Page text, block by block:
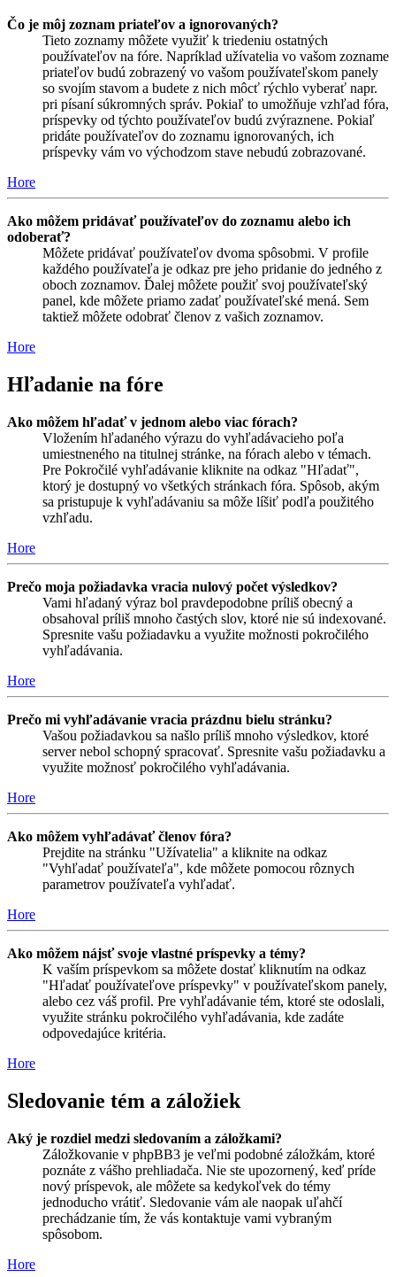
Čo je môj zoznam priateľov a ignorovaných?
Tieto zoznamy môžete využiť k triedeniu ostatných
používateľov na fóre. Napríklad užívatelia vo vašom zozname
priateľov budú zobrazený vo vašom používateľskom panely
so svojím stavom a budete z nich môcť rýchlo vyberať napr.
pri písaní súkromných správ. Pokiaľ to umožňuje vzhľad fóra,
príspevky od týchto používateľov budú zvýraznene. Pokiaľ
pridáte používateľov do zoznamu ignorovaných, ich
príspevky vám vo východzom stave nebudú zobrazované.
Hore
Ako môžem pridávať používateľov do zoznamu alebo ich
odoberať?
Môžete pridávať používateľov dvoma spôsobmi. V profile
každého používateľa je odkaz pre jeho pridanie do jedného z
oboch zoznamov. Ďalej môžete použiť svoj používateľský
panel, kde môžete priamo zadať používateľské mená. Sem
taktiež môžete odobrať členov z vašich zoznamov.
Hore
Hľadanie na fóre
Ako môžem hľadať v jednom alebo viac fórach?
Vložením hľadaného výrazu do vyhľadávacieho poľa
umiestneného na titulnej stránke, na fórach alebo v témach.
Pre Pokročilé vyhľadávanie kliknite na odkaz "Hľadať",
ktorý je dostupný vo všetkých stránkach fóra. Spôsob, akým
sa pristupuje k vyhľadávaniu sa môže líšiť podľa použitého
vzhľadu.
Hore
Prečo moja požiadavka vracia nulový počet výsledkov?
Vami hľadaný výraz bol pravdepodobne príliš obecný a
obsahoval príliš mnoho častých slov, ktoré nie sú indexované.
Spresnite vašu požiadavku a využite možnosti pokročilého
vyhľadávania.
Hore
Prečo mi vyhľadávanie vracia prázdnu bielu stránku?
Vašou požiadavkou sa našlo príliš mnoho výsledkov, ktoré
server nebol schopný spracovať. Spresnite vašu požiadavku a
využite možnosť pokročilého vyhľadávania.
Hore
Ako môžem vyhľadávať členov fóra?
Prejdite na stránku "Užívatelia" a kliknite na odkaz
"Vyhľadať používateľa", kde môžete pomocou rôznych
parametrov používateľa vyhľadať.
Hore
Ako môžem nájsť svoje vlastné príspevky a témy?
K vaším príspevkom sa môžete dostať kliknutím na odkaz
"Hľadať používateľove príspevky" v používateľskom panely,
alebo cez váš profil. Pre vyhľadávanie tém, ktoré ste odoslali,
využite stránku pokročilého vyhľadávania, kde zadáte
odpovedajúce kritéria.
Hore
Sledovanie tém a záložiek
Aký je rozdiel medzi sledovaním a záložkami?
Záložkovanie v phpBB3 je veľmi podobné záložkám, ktoré
poznáte z vášho prehliadača. Nie ste upozornený, keď príde
nový príspevok, ale môžete sa kedykoľvek do témy
jednoducho vrátiť. Sledovanie vám ale naopak uľahčí
prechádzanie tím, že vás kontaktuje vami vybraným
spôsobom.
Hore